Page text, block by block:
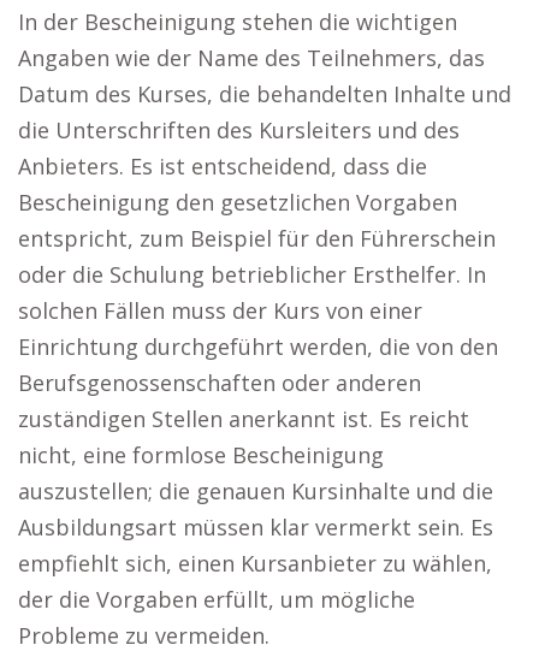
In der Bescheinigung stehen die wichtigen
Angaben wie der Name des Teilnehmers, das
Datum des Kurses, die behandelten Inhalte und
die Unterschriften des Kursleiters und des
Anbieters. Es ist entscheidend, dass die
Bescheinigung den gesetzlichen Vorgaben
entspricht, zum Beispiel für den Führerschein
oder die Schulung betrieblicher Ersthelfer. In
solchen Fällen muss der Kurs von einer
Einrichtung durchgeführt werden, die von den
Berufsgenossenschaften oder anderen
zuständigen Stellen anerkannt ist. Es reicht
nicht, eine formlose Bescheinigung
auszustellen; die genauen Kursinhalte und die
Ausbildungsart müssen klar vermerkt sein. Es
empfiehlt sich, einen Kursanbieter zu wählen,
der die Vorgaben erfüllt, um mögliche
Probleme zu vermeiden.